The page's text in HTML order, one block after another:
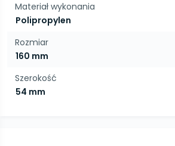
Materiał wykonania
Polipropylen
Rozmiar
160 mm
Szerokość
54 mm